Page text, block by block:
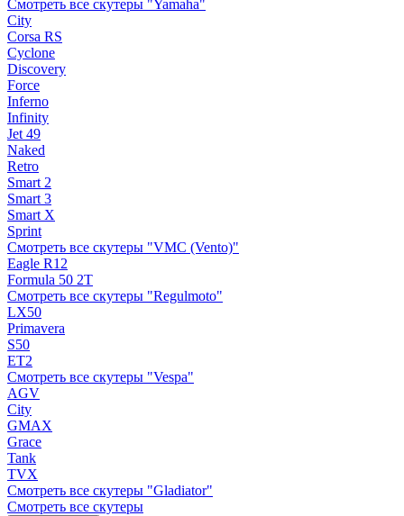
Смотреть все скутеры "Yamaha"
City
Corsa RS
Cyclone
Discovery
Force
Inferno
Infinity
Jet 49
Naked
Retro
Smart 2
Smart 3
Smart X
Sprint
Смотреть все скутеры "VMC (Vento)"
Eagle R12
Formula 50 2Т
Смотреть все скутеры "Regulmoto"
LX50
Primavera
S50
ET2
Смотреть все скутеры "Vespa"
AGV
City
GMAX
Grace
Tank
TVX
Смотреть все скутеры "Gladiator"
Смотреть все скутеры